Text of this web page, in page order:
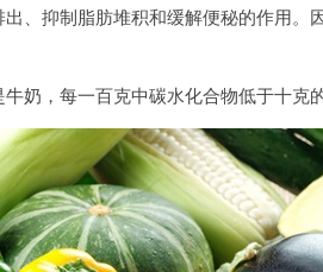
、抑制脂肪堆积和缓解便秘的作用。
奶，每一百克中碳水化合物低于十克的